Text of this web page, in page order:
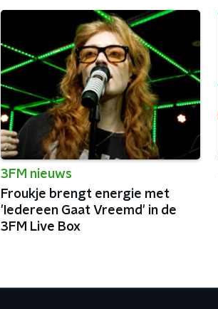
3FM nieuws
Froukje brengt energie met
'Iedereen Gaat Vreemd' in de
3FM Live Box